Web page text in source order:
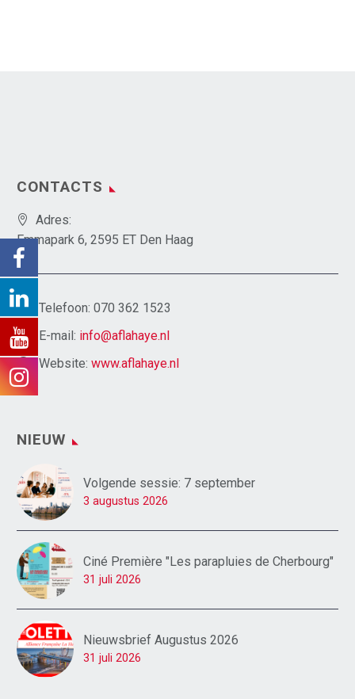
CONTACTS
Adres:
Emmapark 6, 2595 ET Den Haag
Telefoon: 070 362 1523
E-mail: info@aflahaye.nl
Website: www.aflahaye.nl
NIEUW
Volgende sessie: 7 september
3 augustus 2026
Ciné Première "Les parapluies de Cherbourg"
31 juli 2026
Nieuwsbrief Augustus 2026
31 juli 2026